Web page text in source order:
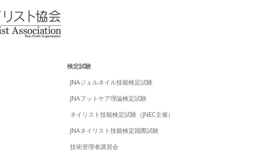
検定試験
JNAジェルネイル技能検定試験
JNAフットケア理論検定試験
ネイリスト技能検定試験（JNEC主催）
JNAネイリスト技能検定国際試験
技術管理者講習会